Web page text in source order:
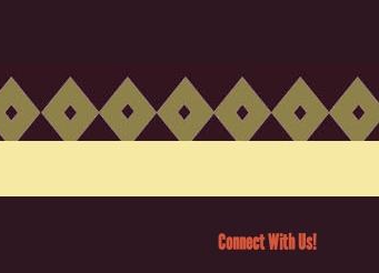
Connect With Us!